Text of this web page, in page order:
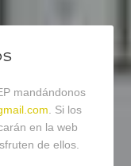
mandándonos
. Si los
en la web
de ellos.